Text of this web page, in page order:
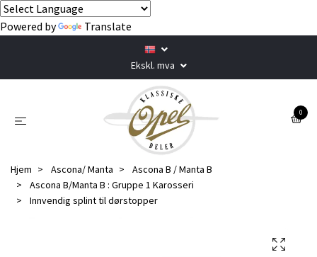
Powered by Translate
Ekskl. mva
0
Hjem Ascona/ Manta
Ascona B / Manta B
Ascona B/Manta B : Gruppe 1 Karosseri
Innvendig splint til dørstopper